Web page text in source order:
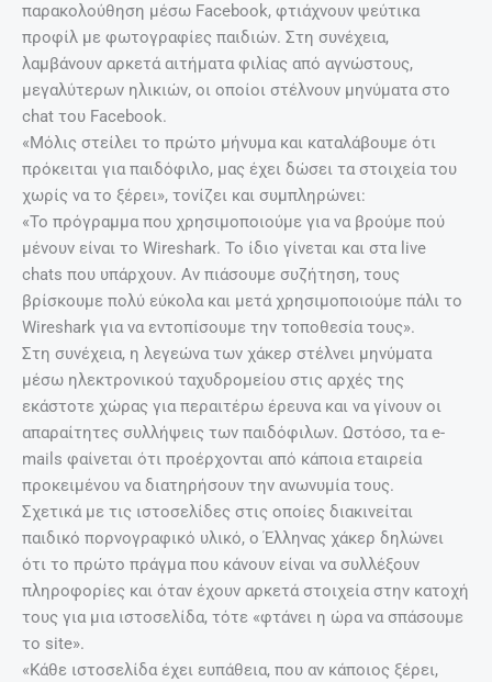
παρακολούθηση μέσω Facebook, φτιάχνουν ψεύτικα
προφίλ με φωτογραφίες παιδιών. Στη συνέχεια,
λαμβάνουν αρκετά αιτήματα φιλίας από αγνώστους,
μεγαλύτερων ηλικιών, οι οποίοι στέλνουν μηνύματα στο
chat του Facebook.
«Μόλις στείλει το πρώτο μήνυμα και καταλάβουμε ότι
πρόκειται για παιδόφιλο, μας έχει δώσει τα στοιχεία του
χωρίς να το ξέρει», τονίζει και συμπληρώνει:
«Το πρόγραμμα που χρησιμοποιούμε για να βρούμε πού
μένουν είναι το Wireshark. Το ίδιο γίνεται και στα live
chats που υπάρχουν. Αν πιάσουμε συζήτηση, τους
βρίσκουμε πολύ εύκολα και μετά χρησιμοποιούμε πάλι το
Wireshark για να εντοπίσουμε την τοποθεσία τους».
Στη συνέχεια, η λεγεώνα των χάκερ στέλνει μηνύματα
μέσω ηλεκτρονικού ταχυδρομείου στις αρχές της
εκάστοτε χώρας για περαιτέρω έρευνα και να γίνουν οι
απαραίτητες συλλήψεις των παιδόφιλων. Ωστόσο, τα e-
mails φαίνεται ότι προέρχονται από κάποια εταιρεία
προκειμένου να διατηρήσουν την ανωνυμία τους.
Σχετικά με τις ιστοσελίδες στις οποίες διακινείται
παιδικό πορνογραφικό υλικό, ο Έλληνας χάκερ δηλώνει
ότι το πρώτο πράγμα που κάνουν είναι να συλλέξουν
πληροφορίες και όταν έχουν αρκετά στοιχεία στην κατοχή
τους για μια ιστοσελίδα, τότε «φτάνει η ώρα να σπάσουμε
το site».
«Κάθε ιστοσελίδα έχει ευπάθεια, που αν κάποιος ξέρει,